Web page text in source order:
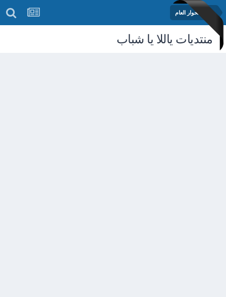
منتدى الحوار العام
منتديات ياللا يا شباب